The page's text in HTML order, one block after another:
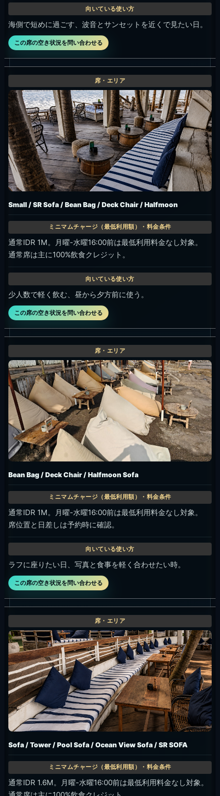
Bean Bag / Deck Chair / Halfmoon Sofa
通常IDR 1M。月曜-水曜16:00前は最低利用料金なし対象。
席位置と日差しは予約時に確認。
ラフに座りたい日、写真と食事を軽く合わせたい時。
この席の空き状況を問い合わせる
Sofa / Tower / Pool Sofa / Ocean View Sofa / SR SOFA
通常IDR 1.6M。月曜-水曜16:00前は最低利用料金なし対象。
通常席は主に100%飲食クレジット。
座り心地と景色を両方取りたい少人数-中人数。
この席の空き状況を問い合わせる
Double Bed / Pool Sofa New
通常IDR 2.4M。月曜-水曜16:00前は最低利用料金なし対象。
通常席は主に100%飲食クレジット。
昼から夕方まで長く滞在したい日。
この席の空き状況を問い合わせる